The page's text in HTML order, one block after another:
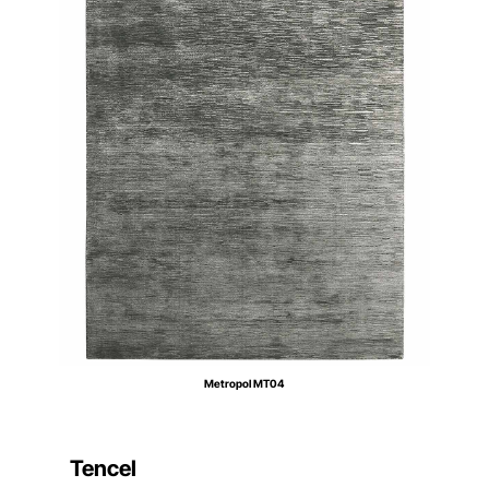
Metropol MT04
Tencel